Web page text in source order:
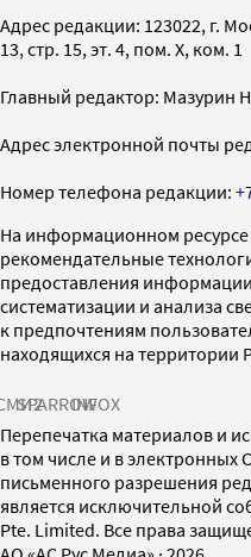
Адрес редакции: 123022, г.
13, стр. 15, эт. 4, пом. X, ком. 1
Главный редактор: Мазурин
Адрес электронной почты
Номер телефона редакции:
На информационном
рекомендательные
предоставления
систематизации и анализа
к предпочтениям
находящихся на территории
SPARROWINFOX
Перепечатка материалов и
в том числе и в
письменного разрешения
является исключительной
Pte. Limited. Все права